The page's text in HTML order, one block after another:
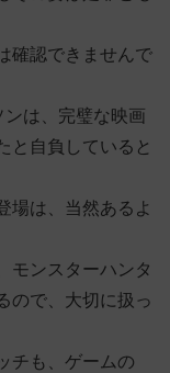
確認できませんで
は、完璧な映画
と自負していると
場は、当然あるよ
モンスターハンタ
ので、大切に扱っ
チも、ゲームの